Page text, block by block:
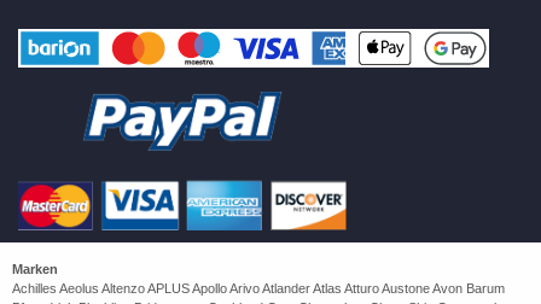
Marken
Achilles Aeolus Altenzo APLUS Apollo Arivo Atlander Atlas Atturo Austone Avon Barum